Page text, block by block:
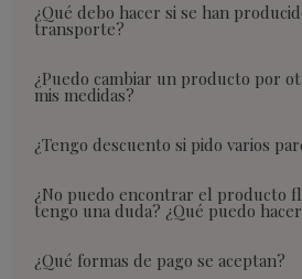
¿Qué debo hacer si se han
transporte?
¿Puedo cambiar un producto por
mis medidas?
¿Tengo descuento si pido varios
¿No puedo encontrar el producto
tengo una duda? ¿Qué puedo
¿Qué formas de pago se aceptan?